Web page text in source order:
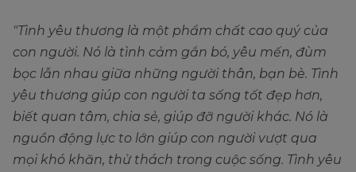
"Tình yêu thương là một phẩm chất cao quý của
con người. Nó là tình cảm gắn bó, yêu mến, đùm
bọc lẫn nhau giữa những người thân, bạn bè. Tình
yêu thương giúp con người ta sống tốt đẹp hơn,
biết quan tâm, chia sẻ, giúp đỡ người khác. Nó là
nguồn động lực to lớn giúp con người vượt qua
mọi khó khăn, thử thách trong cuộc sống. Tình yêu